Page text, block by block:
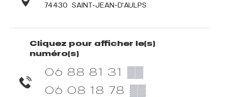
74430 SAINT-JEAN-D'AULPS
Cliquez pour afficher le(s)
numéro(s)
06 88 81 31 ▒▒
06 08 18 78 ▒▒